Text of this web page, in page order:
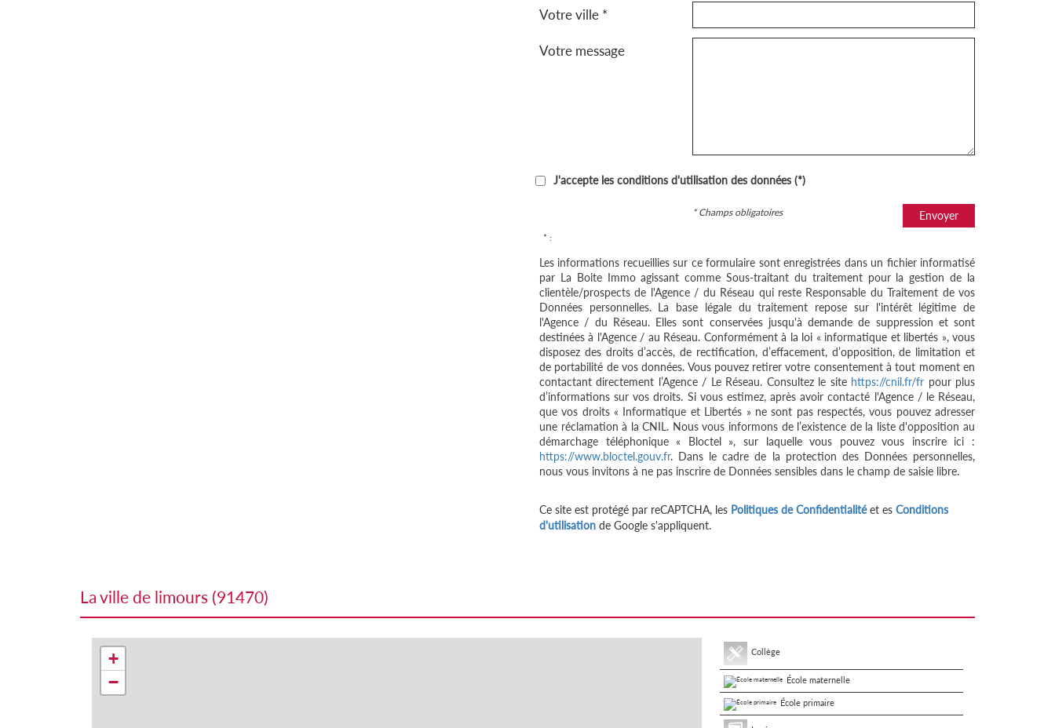
Votre ville *
Votre message
J'accepte les conditions d'utilisation des données (*)
Envoyer
* Champs obligatoires
* :
Les informations recueillies sur ce formulaire sont enregistrées dans un fichier informatisé
par La Boite Immo agissant comme Sous-traitant du traitement pour la gestion de la
clientèle/prospects de l'Agence / du Réseau qui reste Responsable du Traitement de vos
Données personnelles. La base légale du traitement repose sur l'intérêt légitime de
l'Agence / du Réseau. Elles sont conservées jusqu'à demande de suppression et sont
destinées à l'Agence / au Réseau. Conformément à la loi « informatique et libertés », vous
disposez des droits d’accès, de rectification, d’effacement, d’opposition, de limitation et
de portabilité de vos données. Vous pouvez retirer votre consentement à tout moment en
contactant directement l’Agence / Le Réseau. Consultez le site https://cnil.fr/fr pour plus
d’informations sur vos droits. Si vous estimez, après avoir contacté l'Agence / le Réseau,
que vos droits « Informatique et Libertés » ne sont pas respectés, vous pouvez adresser
une réclamation à la CNIL. Nous vous informons de l’existence de la liste d'opposition au
démarchage téléphonique « Bloctel », sur laquelle vous pouvez vous inscrire ici :
https://www.bloctel.gouv.fr. Dans le cadre de la protection des Données personnelles,
nous vous invitons à ne pas inscrire de Données sensibles dans le champ de saisie libre.
Ce site est protégé par reCAPTCHA, les Politiques de Confidentialitéet es Conditions
d'utilisation de Google s'appliquent.
la ville de limours (91470)
+
−
Collège
École maternelle
École primaire